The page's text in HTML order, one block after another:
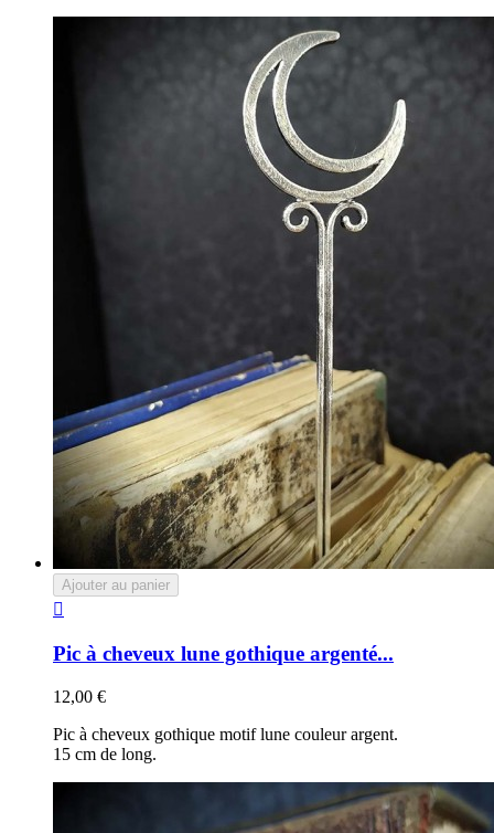
Ajouter au panier

Pic à cheveux lune gothique argenté...
12,00 €
Pic à cheveux gothique motif lune couleur argent.
15 cm de long.